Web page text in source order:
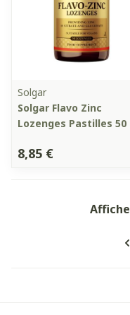
Solgar
Solgar Flavo Zinc
Lozenges Pastilles 50
8,85 €